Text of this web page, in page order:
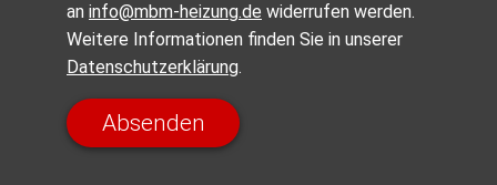
an info@mbm-heizung.de widerrufen werden.
Weitere Informationen finden Sie in unserer
Datenschutzerklärung.